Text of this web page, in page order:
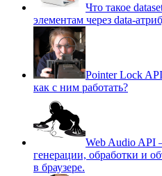
Что такое
элементам через data-
Pointer Lock
как с ним работать?
Web Audio API
генерации, обработки и
в браузере.